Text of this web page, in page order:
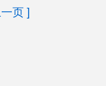
页 ]